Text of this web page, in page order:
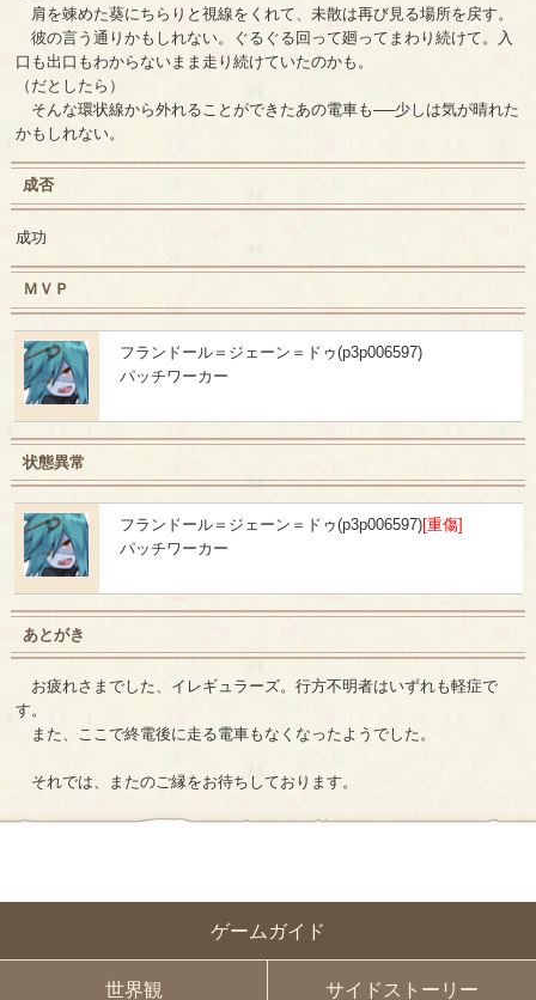
ゲームガイド
世界観 サイドストーリー
肩を竦めた葵にちらりと視線をくれて、未散は再び見る場所を戻す。
彼の言う通りかもしれない。ぐるぐる回って廻ってまわり続けて。入
口も出口もわからないまま走り続けていたのかも。
（だとしたら）
そんな環状線から外れることができたあの電車も──少しは気が晴れた
かもしれない。
成否
成功
ＭＶＰ
フランドール＝ジェーン＝ドゥ(p3p006597)
パッチワーカー
状態異常
フランドール＝ジェーン＝ドゥ(p3p006597)[重傷]
パッチワーカー
あとがき
お疲れさまでした、イレギュラーズ。行方不明者はいずれも軽症で
す。
また、ここで終電後に走る電車もなくなったようでした。
それでは、またのご縁をお待ちしております。